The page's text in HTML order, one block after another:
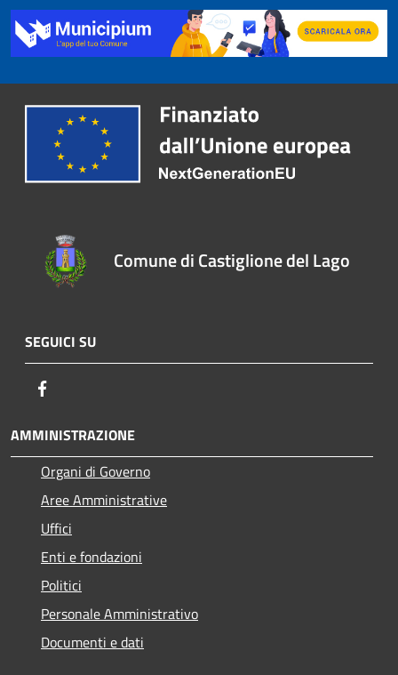
Comune di Castiglione del Lago
SEGUICI SU
AMMINISTRAZIONE
Organi di Governo
Aree Amministrative
Uffici
Enti e fondazioni
Politici
Personale Amministrativo
Documenti e dati